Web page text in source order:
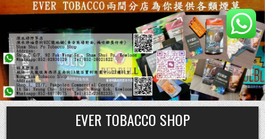
Skip
to
content
EVER TOBACCO SHOP